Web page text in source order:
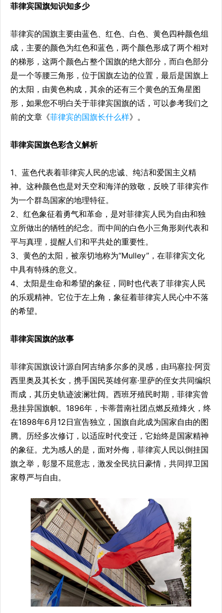
菲律宾国旗知识知多少
菲律宾的国旗主要由蓝色、红色、白色、黄色四种颜色组
成，主要的颜色为红色和蓝色，两个颜色形成了两个相对
的梯形，这两个颜色占整个国旗的绝大部分，而白色部分
是一个等腰三角形，位于国旗左边的位置，最后是国旗上
的太阳，由黄色构成，其余的还有三个黄色的五角星图
形，如果您不明白关于菲律宾国旗的话，可以参考我们之
前的文章《菲律宾的国旗长什么样》。
菲律宾国旗色彩含义解析
1、蓝色代表着菲律宾人民的忠诚、纯洁和爱国主义精
神。这种颜色也是对天空和海洋的致敬，反映了菲律宾作
为一个群岛国家的地理特征。
2、红色象征着勇气和革命，是对菲律宾人民为自由和独
立所做出的牺牲的纪念。而中间的白色小三角形则代表和
平与真理，提醒人们和平共处的重要性。
3、黄色的太阳，被亲切地称为“Mulley”，在菲律宾文化
中具有特殊的意义。
4、太阳是生命和希望的象征，同时也代表了菲律宾人民
的乐观精神。它位于左上角，象征着菲律宾人民心中不落
的希望。
菲律宾国旗的故事
菲律宾国旗设计源自阿吉纳多尔多的灵感，由玛塞拉·阿贡
西里奥及其长女，携手国民英雄何塞·里萨的侄女共同编织
而成，其历史轨迹波澜壮阔。西班牙殖民时期，菲律宾曾
悬挂异国旗帜。1896年，卡蒂普南社团点燃反殖烽火，终
在1898年6月12日宣告独立，国旗自此成为国家自由的图
腾。历经多次修订，以适应时代变迁，它始终是国家精神
的象征。尤为感人的是，面对外侮，菲律宾人民以倒挂国
旗之举，彰显不屈意志，激发全民抗日豪情，共同捍卫国
家尊严与自由。